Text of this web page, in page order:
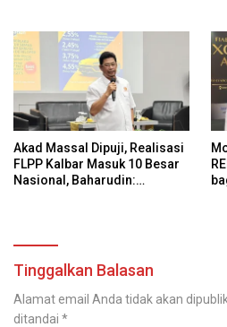
Akad Massal Dipuji, Realisasi
FLPP Kalbar Masuk 10 Besar
Nasional, Baharudin:
Tinggalkan Balasan
Alamat email Anda tidak akan
ditandai *